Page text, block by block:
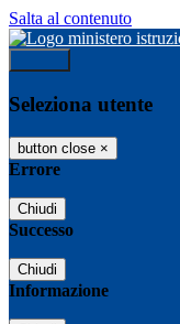
Salta al contenuto
Seleziona utente
button close ×
Errore
Chiudi
Successo
Chiudi
Informazione